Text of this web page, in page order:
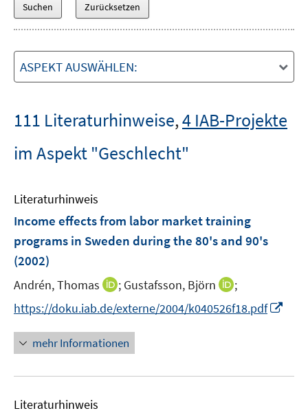
ASPEKT AUSWÄHLEN:
111 Literaturhinweise,4 IAB-Projekte
im Aspekt "Geschlecht"
Literaturhinweis
Income effects from labor market training
programs in Sweden during the 80's and 90's
(2002)
Andrén, Thomas
I
n
e
u
; Gustafsson, Björn
I
n
n
;
https://doku.iab.de/externe/2004/k040526f18.pdf
u
mehr Informationen
Literaturhinweis